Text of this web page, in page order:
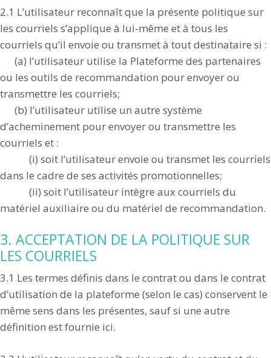
2.1 L’utilisateur reconnaît que la présente politique sur
les courriels s’applique à lui-même et à tous les
courriels qu’il envoie ou transmet à tout destinataire si :
(a) l’utilisateur utilise la Plateforme des partenaires
ou les outils de recommandation pour envoyer ou
transmettre les courriels;
(b) l’utilisateur utilise un autre système
d’acheminement pour envoyer ou transmettre les
courriels et :
(i) soit l’utilisateur envoie ou transmet les courriels
dans le cadre de ses activités promotionnelles;
(ii) soit l’utilisateur intègre aux courriels du
matériel auxiliaire ou du matériel de recommandation.
3. ACCEPTATION DE LA POLITIQUE SUR
LES COURRIELS
3.1 Les termes définis dans le contrat ou dans le contrat
d’utilisation de la plateforme (selon le cas) conservent le
même sens dans les présentes, sauf si une autre
définition est fournie ici.